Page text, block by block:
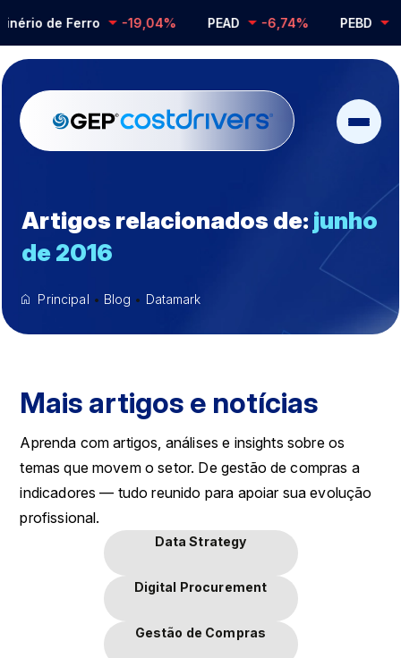
de Ferro -19,04% PEAD -6,74% PEBD -
Artigos relacionados de:junho
de 2016
Principal • Blog • Datamark
Mais artigos e notícias
Aprenda com artigos, análises e insights sobre os
temas que movem o setor. De gestão de compras a
indicadores — tudo reunido para apoiar sua evolução
profissional.
Data Strategy
Digital Procurement
Gestão de Compras